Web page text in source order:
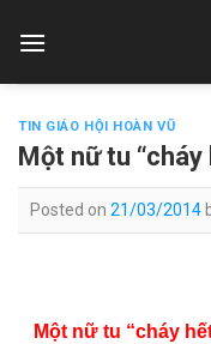
TIN GIÁO HỘI HOÀN VŨ
Một nữ tu
Posted on 21/03/2014
Một nữ tu “cháy